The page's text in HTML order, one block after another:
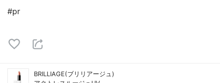
#pr
BRILLIAGE(ブリリアージュ)